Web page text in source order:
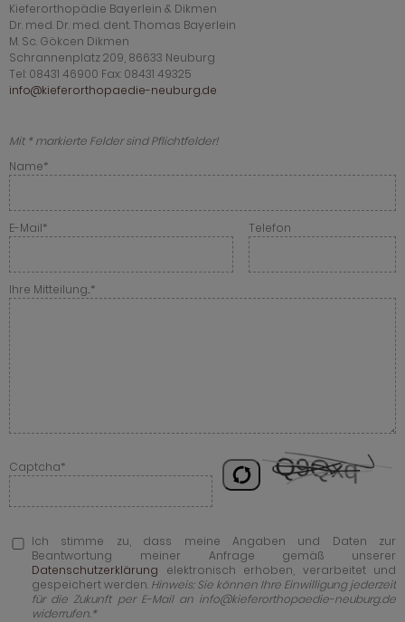
Kieferorthopädie Bayerlein & Dikmen
Dr. med. Dr. med. dent. Thomas Bayerlein
M. Sc. Gökcen Dikmen
Schrannenplatz 209, 86633 Neuburg
Tel: 08431 46900 Fax: 08431 49325
info@kieferorthopaedie-neuburg.de
Mit * markierte Felder sind Pflichtfelder!
Name*
E-Mail* Telefon
Ihre Mitteilung...*
Captcha*
Ich stimme zu, dass meine Angaben und Daten zur
Beantwortung meiner Anfrage gemäß unserer
Datenschutzerklärung elektronisch erhoben, verarbeitet und
gespeichert werden. Hinweis: Sie können Ihre Einwilligung jederzeit
für die Zukunft per E-Mail an info@kieferorthopaedie-neuburg.de
widerrufen.*